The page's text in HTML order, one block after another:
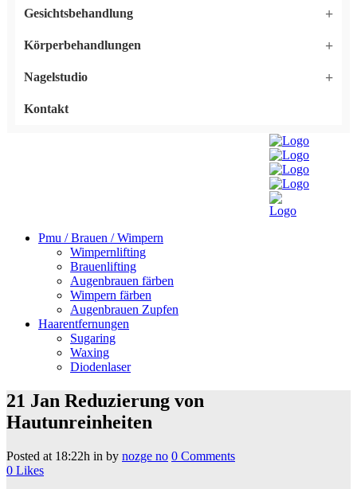
Gesichtsbehandlung
Körperbehandlungen
Nagelstudio
Kontakt
Pmu / Brauen / Wimpern
Wimpernlifting
Brauenlifting
Augenbrauen färben
Wimpern färben
Augenbrauen Zupfen
Haarentfernungen
Sugaring
Waxing
Diodenlaser
21 Jan Reduzierung von
Hautunreinheiten
Posted at 18:22h in by nozge no 0 Comments
0 Likes